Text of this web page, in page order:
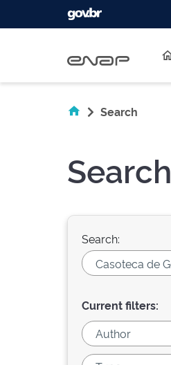
Search
Search
Search:
Current filters: